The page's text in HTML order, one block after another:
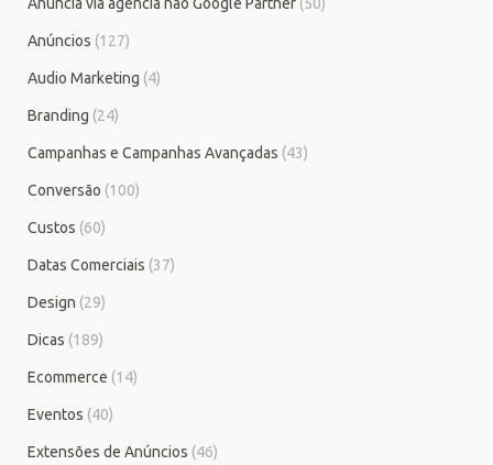
Anúncios (127)
Audio Marketing (4)
Branding (24)
Campanhas e Campanhas Avançadas (43)
Conversão (100)
Custos (60)
Datas Comerciais (37)
Design (29)
Dicas (189)
Ecommerce (14)
Eventos (40)
Extensões de Anúncios (46)